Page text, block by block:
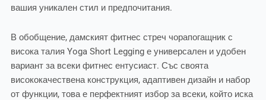
вашия уникален стил и предпочитания.
В обобщение, дамският фитнес стреч чорапогащник с
висока талия Yoga Short Legging е универсален и удобен
вариант за всеки фитнес ентусиаст. Със своята
висококачествена конструкция, адаптивен дизайн и набор
от функции, това е перфектният избор за всеки, който иска